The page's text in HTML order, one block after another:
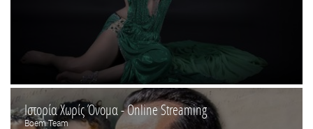
Ιστορία Χωρίς Όνομα - Online Streaming
Boem Team